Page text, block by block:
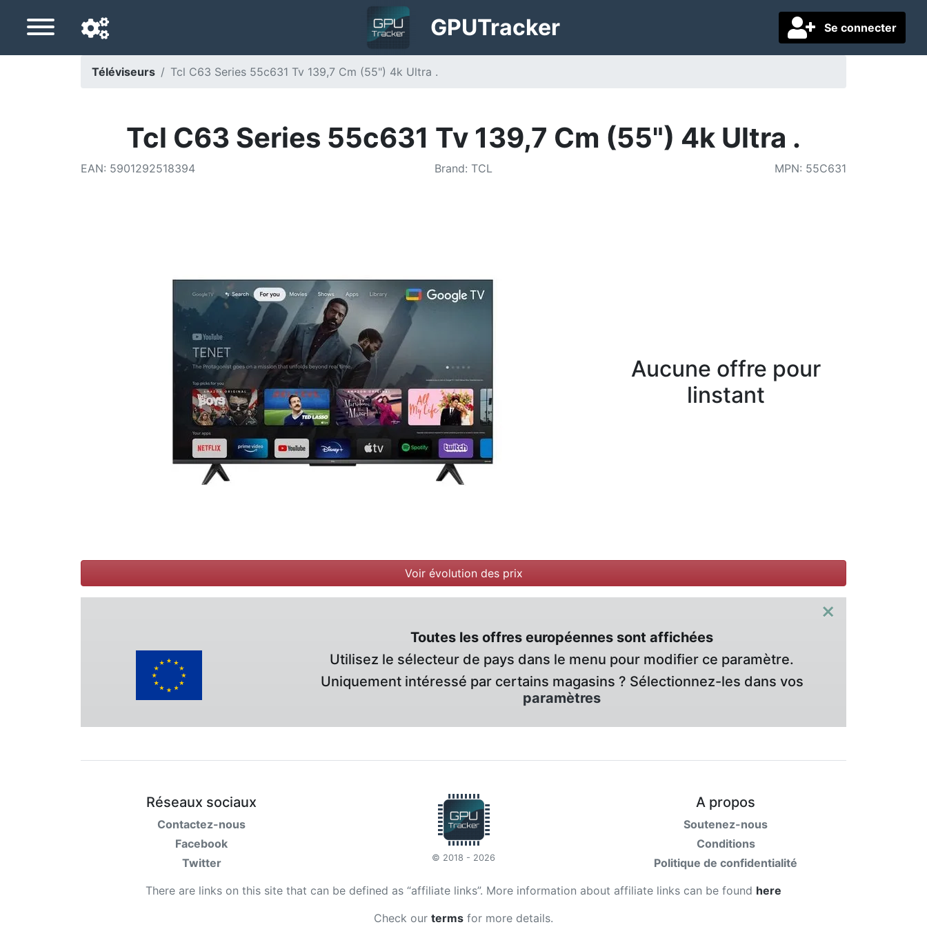
Se connecter
GPUTracker
Téléviseurs Tcl C63 Series 55c631 Tv 139,7 Cm (55") 4k Ultra .
Tcl C63 Series 55c631 Tv 139,7 Cm (55") 4k Ultra .
EAN: 5901292518394 Brand: TCL MPN: 55C631
Aucune offre pour
linstant
Voir évolution des prix
×
Toutes les offres européennes sont affichées
Utilisez le sélecteur de pays dans le menu pour modifier ce paramètre.
Uniquement intéressé par certains magasins ? Sélectionnez-les dans vos
paramètres
Réseaux sociaux
Contactez-nous
Facebook
Twitter
© 2018 - 2026
A propos
Soutenez-nous
Conditions
Politique de confidentialité
There are links on this site that can be defined as “affiliate links”. More information about affiliate links can be found here
Check our terms for more details.